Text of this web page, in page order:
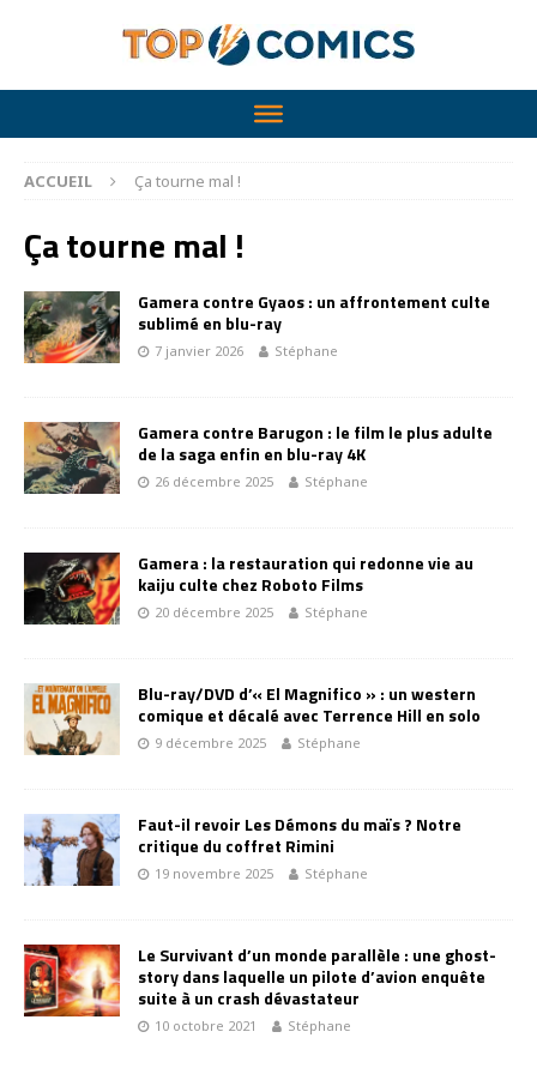
ACCUEIL Ça tourne mal !
Ça tourne mal !
Gamera contre Gyaos : un affrontement culte
sublimé en blu-ray
7 janvier 2026 Stéphane
Gamera contre Barugon : le film le plus adulte
de la saga enfin en blu-ray 4K
26 décembre 2025 Stéphane
Gamera : la restauration qui redonne vie au
kaiju culte chez Roboto Films
20 décembre 2025 Stéphane
Blu-ray/DVD d’« El Magnifico » : un western
comique et décalé avec Terrence Hill en solo
9 décembre 2025 Stéphane
Faut-il revoir Les Démons du maïs ? Notre
critique du coffret Rimini
19 novembre 2025 Stéphane
Le Survivant d’un monde parallèle : une ghost-
story dans laquelle un pilote d’avion enquête
suite à un crash dévastateur
10 octobre 2021 Stéphane